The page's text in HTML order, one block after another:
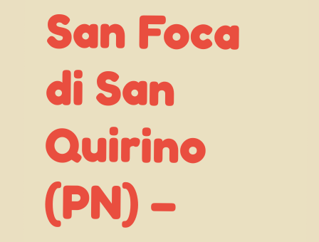
San Foca
di San
Quirino
(PN) –
Madonna